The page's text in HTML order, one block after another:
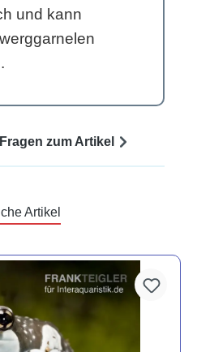
und kann
Fragen zum Artikel
Artikel